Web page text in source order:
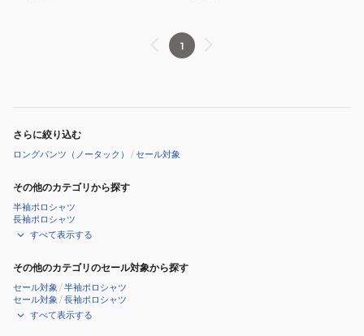
ツ
リ
ム
IB0644-
010
ズ
ッ
ン
1
さらに絞り込む
ロングパンツ（ノータック） /セール対象
その他のカテゴリから探す
半袖ポロシャツ
長袖ポロシャツ
すべて表示する
その他のカテゴリのセール対象から探す
セール対象 /半袖ポロシャツ
セール対象 /長袖ポロシャツ
すべて表示する